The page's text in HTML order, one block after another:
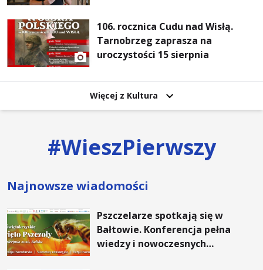
106. rocznica Cudu nad Wisłą.
Tarnobrzeg zaprasza na
uroczystości 15 sierpnia
Więcej z Kultura
#WieszPierwszy
Najnowsze wiadomości
Pszczelarze spotkają się w
Bałtowie. Konferencja pełna
wiedzy i nowoczesnych